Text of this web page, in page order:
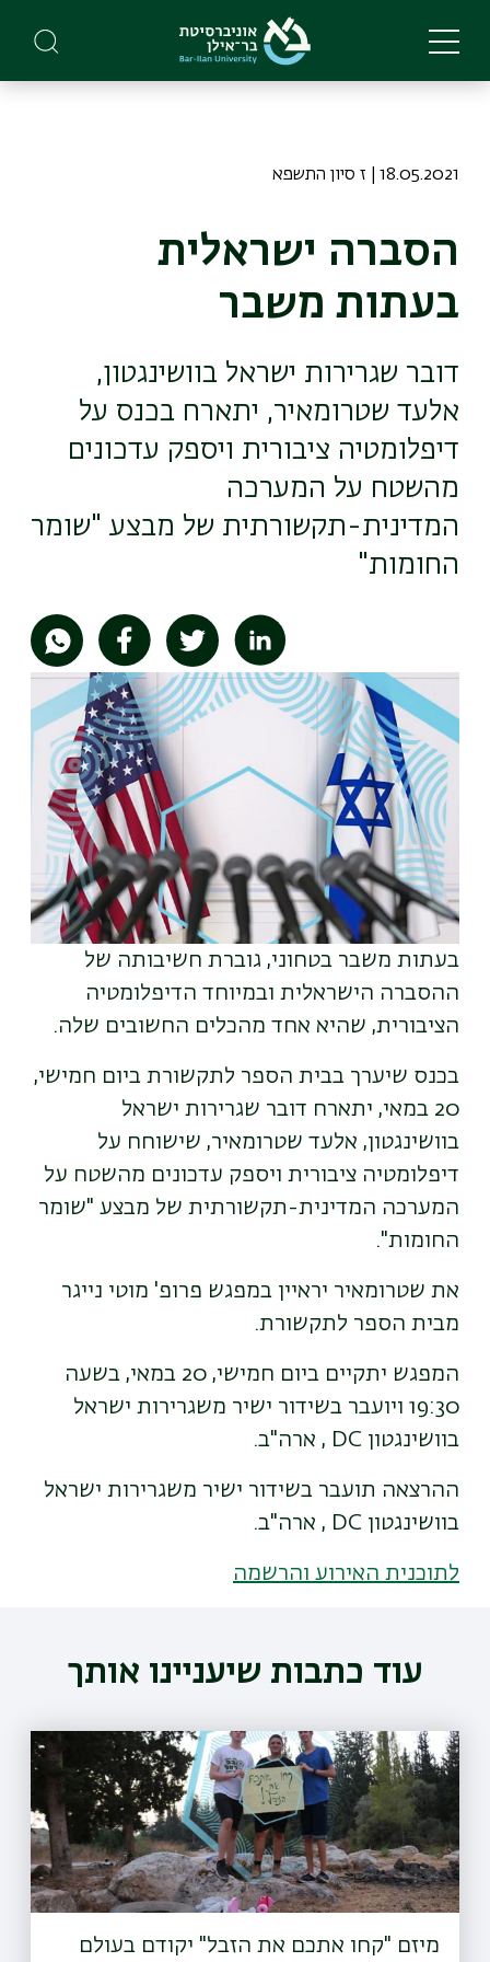
main
18.05.2021 | ז סיון התשפא
הסברה ישראלית
בעתות משבר
דובר שגרירות ישראל בוושינגטון,
אלעד שטרומאיר, יתארח בכנס על
דיפלומטיה ציבורית ויספק עדכונים
מהשטח על המערכה
המדינית-תקשורתית של מבצע "שומר
החומות"
תמונה
בעתות משבר בטחוני, גוברת חשיבותה של
ההסברה הישראלית ובמיוחד הדיפלומטיה
הציבורית, שהיא אחד מהכלים החשובים שלה.
בכנס שיערך בבית הספר לתקשורת ביום חמישי,
20 במאי, יתארח דובר שגרירות ישראל
בוושינגטון, אלעד שטרומאיר, שישוחח על
דיפלומטיה ציבורית ויספק עדכונים מהשטח על
המערכה המדינית-תקשורתית של מבצע "שומר
החומות".
את שטרומאיר יראיין במפגש פרופ' מוטי נייגר
מבית הספר לתקשורת.
המפגש יתקיים ביום חמישי, 20 במאי, בשעה
19:30 ויועבר בשידור ישיר משגרירות ישראל
בוושינגטון DC , ארה"ב.
ההרצאה תועבר בשידור ישיר משגרירות ישראל
בוושינגטון DC , ארה"ב.
לתוכנית האירוע והרשמה
עוד כתבות שיעניינו אותך
מיזם "קחו אתכם את הזבל" יקודם בעולם